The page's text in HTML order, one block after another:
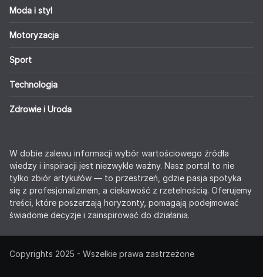
Moda i styl
Motoryzacja
Sport
Technologia
Zdrowie i Uroda
W dobie zalewu informacji wybór wartościowego źródła
wiedzy i inspiracji jest niezwykle ważny. Nasz portal to nie
tylko zbiór artykułów — to przestrzeń, gdzie pasja spotyka
się z profesjonalizmem, a ciekawość z rzetelnością. Oferujemy
treści, które poszerzają horyzonty, pomagają podejmować
świadome decyzje i zainspirować do działania.
Copyrights 2025 - Wszelkie prawa zastrzeżone